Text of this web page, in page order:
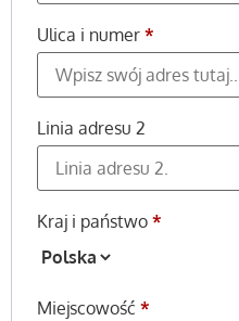
Ulica i numer *
Linia adresu 2
Kraj i państwo *
Miejscowość *